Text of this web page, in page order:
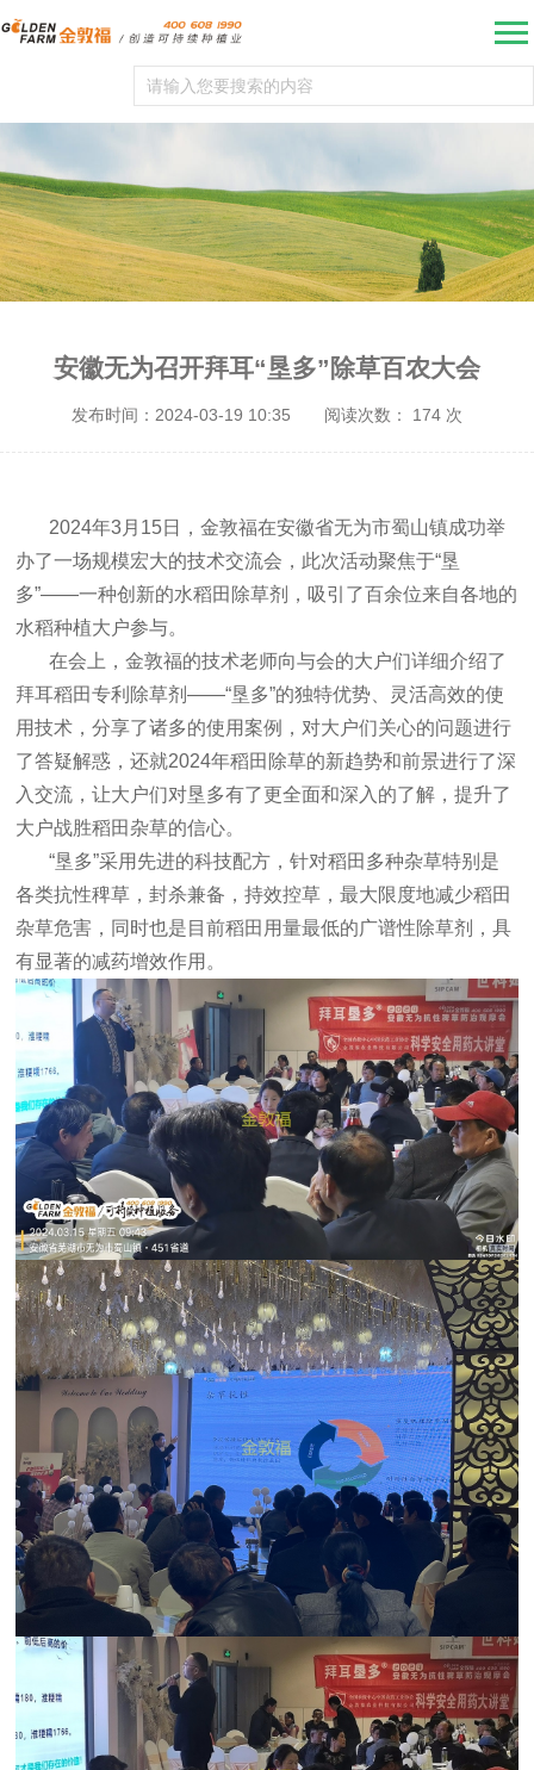
安徽无为召开拜耳“垦多”除草百农大会
发布时间：2024-03-19 10:35 阅读次数： 174 次
2024年3月 15日，金敦福在安徽省无为市蜀山镇成功举
办了一场规模宏大的技术交流会，此次活动聚焦于“垦
多”——一种创新的水稻田除草剂，吸引了百余位来自各地的
水稻种植大户参与。
在会上，金敦福的技术老师向与会的大户们详细介绍了
拜耳稻田专利除草剂——“垦多”的独特优势、灵活高效的使
用技术，分享了诸多的使用案例，对大户们关心的问题进行
了答疑解惑，还就2024年稻田除草的新趋势和前景进行了深
入交流，让大户们对垦多有了更全面和深入的了解，提升了
大户战胜稻田杂草的信心。
“垦多”采用先进的科技配方，针对稻田多种杂草特别是
各类抗性稗草，封杀兼备，持效控草，最大限度地减少稻田
杂草危害，同时也是目前稻田用量最低的广谱性除草剂，具
有显著的减药增效作用。